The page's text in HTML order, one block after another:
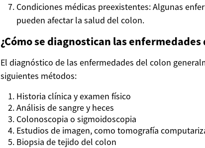
Condiciones médicas preexistentes: Algunas
pueden afectar la salud del colon.
¿Cómo se diagnostican las enfermedades
El diagnóstico de las enfermedades del colon
siguientes métodos:
Historia clínica y examen físico
Análisis de sangre y heces
Colonoscopia o sigmoidoscopia
Estudios de imagen, como tomografía
Biopsia de tejido del colon